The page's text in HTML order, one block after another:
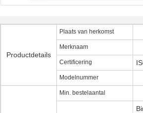
Productdetails
Plaats van herkomst
Merknaam
Certificering
Modelnummer
Min. bestelaantal